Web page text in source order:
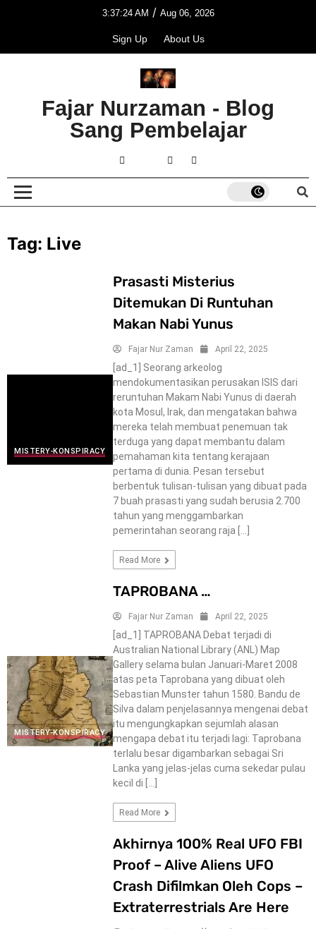
3:37:24 AM / Aug 06, 2026
Sign Up About Us
Fajar Nurzaman - Blog
Sang Pembelajar
Tag: Live
MISTERY-KONSPIRACY
Prasasti Misterius
Ditemukan Di Runtuhan
Makan Nabi Yunus
Fajar Nur Zaman April 22, 2025
[ad_1] Seorang arkeolog
mendokumentasikan perusakan ISIS dari
reruntuhan Makam Nabi Yunus di daerah
kota Mosul, Irak, dan mengatakan bahwa
mereka telah membuat penemuan tak
terduga yang dapat membantu dalam
pemahaman kita tentang kerajaan
pertama di dunia. Pesan tersebut
berbentuk tulisan-tulisan yang dibuat pada
7 buah prasasti yang sudah berusia 2.700
tahun yang menggambarkan
pemerintahan seorang raja […]
Read More
MISTERY-KONSPIRACY
TAPROBANA …
Fajar Nur Zaman April 22, 2025
[ad_1] TAPROBANA Debat terjadi di
Australian National Library (ANL) Map
Gallery selama bulan Januari-Maret 2008
atas peta Taprobana yang dibuat oleh
Sebastian Munster tahun 1580. Bandu de
Silva dalam penjelasannya mengenai debat
itu mengungkapkan sejumlah alasan
mengapa debat itu terjadi lagi: Taprobana
terlalu besar digambarkan sebagai Sri
Lanka yang jelas-jelas cuma sekedar pulau
kecil di […]
Read More
Akhirnya 100% Real UFO FBI
Proof – Alive Aliens UFO
Crash Difilmkan Oleh Cops –
Extraterrestrials Are Here